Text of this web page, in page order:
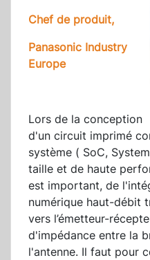
Chef de produit,
Panasonic Industry
Europe
Lors de la conception
d'un circuit imprimé
système ( SoC,
taille et de haute
est important, de
numérique haut-débit
vers l’émetteur-
d'impédance entre la
l'antenne. Il faut pour